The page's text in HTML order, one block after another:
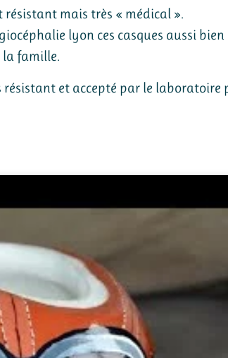
résistant mais très « médical ».
lyon ces casques aussi
la famille.
résistant et accepté par le